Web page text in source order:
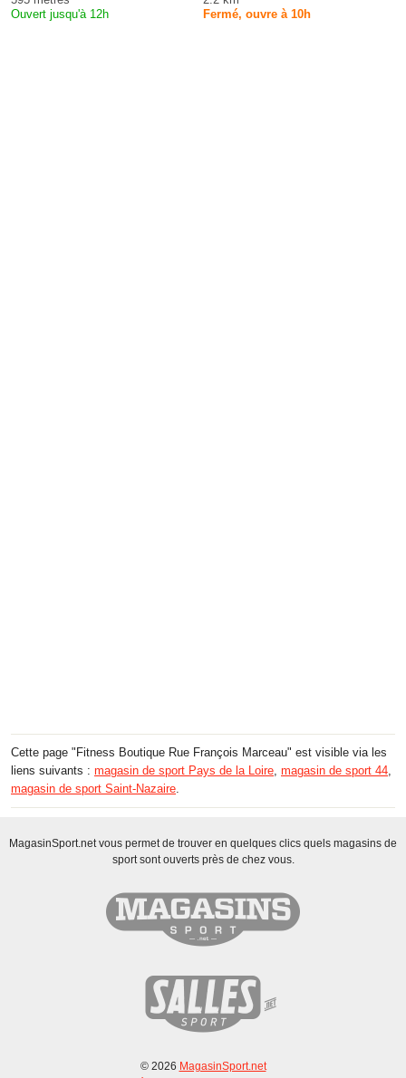
Ouvert jusqu'à 12h
Fermé, ouvre à 10h
Cette page "Fitness Boutique Rue François Marceau" est visible via les
liens suivants : magasin de sport Pays de la Loire magasin de sport 44
magasin de sport Saint-Nazaire
MagasinSport.net vous permet de trouver en quelques clics quels magasins de
sport sont ouverts près de chez vous.
© 2026 MagasinSport.net